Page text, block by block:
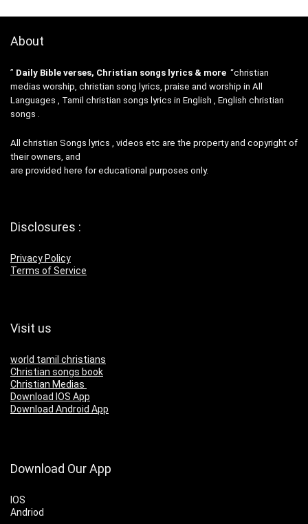
About
” Daily Bible verses, Christian songs lyrics & more “christian
medias worship, christian song lyrics, praise and worship in All
Languages , Tamil christian songs lyrics in English , English christian
songs .
All christian Songs lyrics , videos etc are the property and copyright of
their owners, and
are provided here for educational purposes only.
Disclosures :
Privacy Policy
Terms of Service
Visit us
world tamil christians
Christian songs book
Christian Medias
Download IOS App
Download Android App
Download Our App
IOS
Andriod